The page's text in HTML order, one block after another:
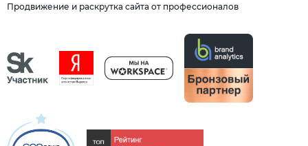
Продвижение и раскрутка сайта от профессионалов